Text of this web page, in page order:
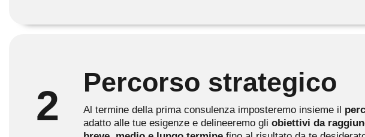
2
Percorso strategico
Al termine della prima consulenza imposteremo insieme il
adatto alle tue esigenze e delineeremo gliobiettivi da